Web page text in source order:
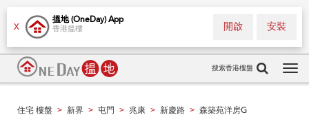
X
搵地 (OneDay) App
香港搵樓 安裝
開啟
搜索香港樓盤
住宅 樓盤 > 新界 > 屯門 > 兆康 > 新慶路 > 森築苑洋房G